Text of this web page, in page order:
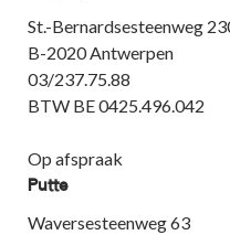
St.-Bernardsesteenweg
B-2020 Antwerpen
03/237.75.88
BTW BE 0425.496.042
Op afspraak
Putte
Waversesteenweg 63